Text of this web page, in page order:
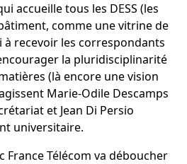
accueille tous les DESS (les
comme une vitrine de
à recevoir les correspondants
la pluridisciplinarité
(là encore une vision
Marie-Odile Descamps
et Jean Di Persio
universitaire.
France Télécom va déboucher